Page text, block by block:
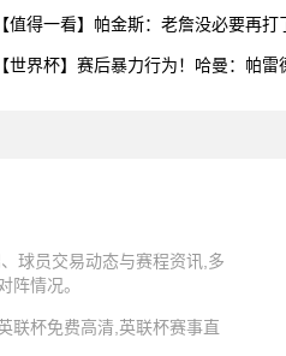
【值得一看】帕金斯：老詹没必要再打
【世界杯】赛后暴力行为！哈曼：帕雷
球员交易动态与赛程资讯,多
阵情况。
联杯免费高清,英联杯赛事直